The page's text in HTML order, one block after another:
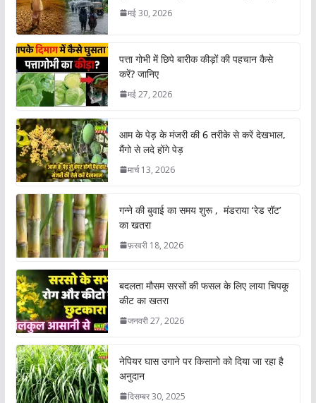
मई 30, 2026
पत्ता गोभी में छिपे बारीक कीड़ों की पहचान कैसे
करें? जानिए
मई 27, 2026
आम के पेड़ के मंजरी की 6 तरीके से करें देखभाल,
मैंगो से लदे होंगे पेड़
मार्च 13, 2026
गन्ने की बुवाई का समय शुरू , मंडराया ‘रेड रॉट’
का खतरा
फ़रवरी 18, 2026
बदलता मौसम सरसों की फसल के लिए लाया चिपकू
कीट का खतरा
जनवरी 27, 2026
नेपियर घास उगाने पर किसानो को दिया जा रहा है
अनुदान
दिसम्बर 30, 2025